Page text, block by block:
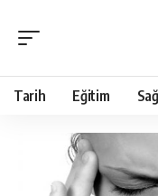
Tarih Eğitim